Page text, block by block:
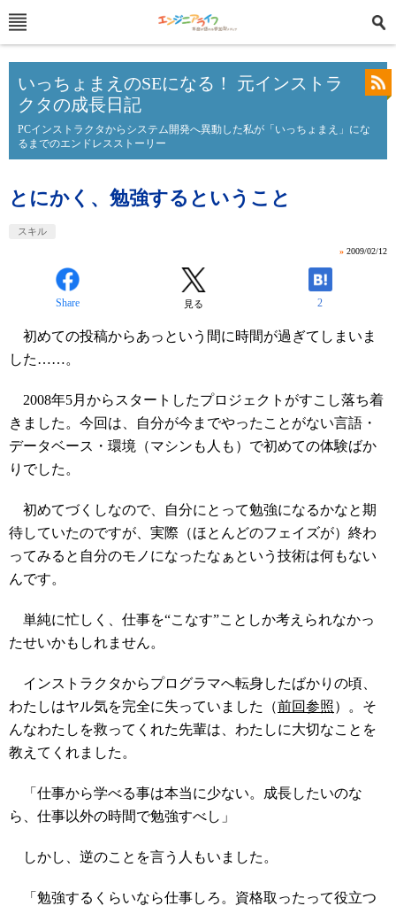
いっちょまえのSEになる！ 元インストラ
クタの成長日記
PCインストラクタからシステム開発へ異動した私が「いっちょまえ」にな
るまでのエンドレスストーリー
とにかく、勉強するということ
スキル
» 2009/02/12
Share 見る 2
初めての投稿からあっという間に時間が過ぎてしまいま
した……。
2008年5月からスタートしたプロジェクトがすこし落ち着
きました。今回は、自分が今までやったことがない言語・
データベース・環境（マシンも人も）で初めての体験ばか
りでした。
初めてづくしなので、自分にとって勉強になるかなと期
待していたのですが、実際（ほとんどのフェイズが）終わ
ってみると自分のモノになったなぁという技術は何もない
んです。
単純に忙しく、仕事を“こなす”ことしか考えられなかっ
たせいかもしれません。
インストラクタからプログラマへ転身したばかりの頃、
わたしはヤル気を完全に失っていました（前回参照）。そ
んなわたしを救ってくれた先輩は、わたしに大切なことを
教えてくれました。
「仕事から学べる事は本当に少ない。成長したいのな
ら、仕事以外の時間で勉強すべし」
しかし、逆のことを言う人もいました。
「勉強するくらいなら仕事しろ。資格取ったって役立つ